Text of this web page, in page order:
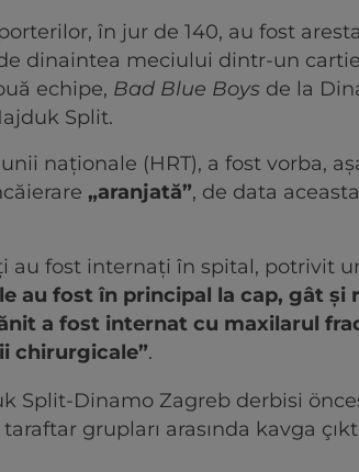
în jur de 140, au fost
dinaintea meciului dintr-un
echipe, Bad Blue Boys de la
Split.
naţionale (HRT), a fost vorba,
„aranjată”, de data
au fost internaţi în spital, potrivit
au fost în principal la cap, gât şi
a fost internat cu maxilarul
chirurgicale”.
Split-Dinamo Zagreb derbisi
grupları arasında kavga